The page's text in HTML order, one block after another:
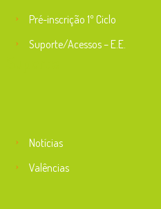
Pré-inscrição 1º Ciclo
Suporte/Acessos – E.E.
Notícias
Valências